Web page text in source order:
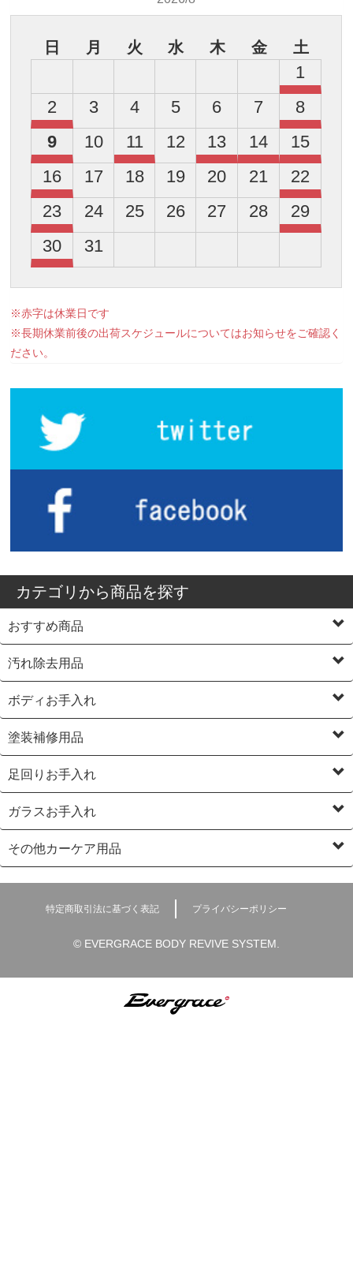
日 月 火 水 木 金 土
1
2
3 4 5 6 7
8
9
10 11 12 13 14
15
16
17 18 19 20 21
22
23
24 25 26 27 28
29
30
31
※赤字は休業日です
※長期休業前後の出荷スケジュールについてはお知らせをご確認く
ださい。
カテゴリから商品を探す
おすすめ商品
汚れ除去用品
ボディお手入れ
塗装補修用品
足回りお手入れ
ガラスお手入れ
その他カーケア用品
特定商取引法に基づく表記 プライバシーポリシー
© EVERGRACE BODY REVIVE SYSTEM.